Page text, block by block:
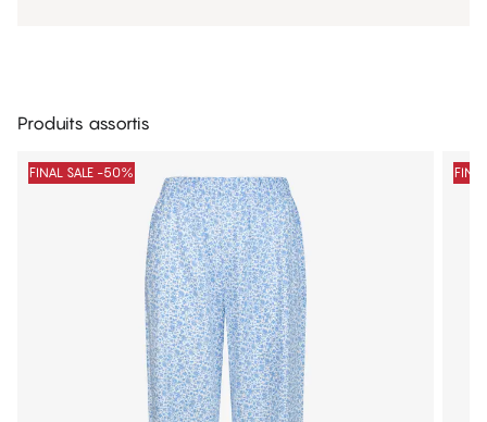
Produits assortis
FINAL SALE -50%